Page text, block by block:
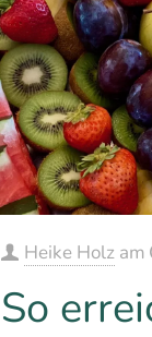
Heike Holz am
So